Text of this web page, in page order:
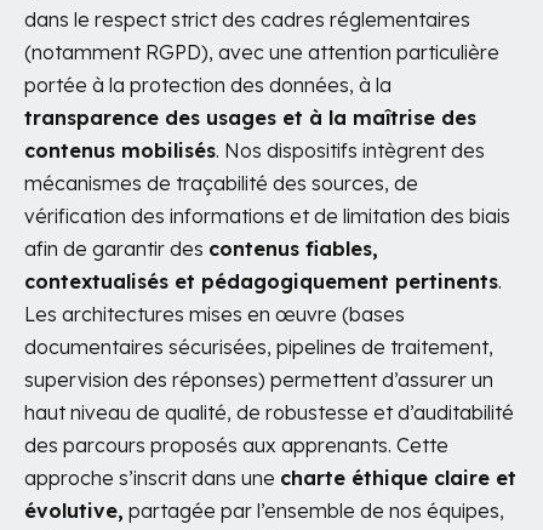
dans le respect strict des cadres réglementaires
(notamment RGPD), avec une attention particulière
portée à la protection des données, à la
transparence des usages et à la maîtrise des
contenus mobilisés. Nos dispositifs intègrent des
mécanismes de traçabilité des sources, de
vérification des informations et de limitation des biais
afin de garantir des contenus fiables,
contextualisés et pédagogiquement pertinents.
Les architectures mises en œuvre (bases
documentaires sécurisées, pipelines de traitement,
supervision des réponses) permettent d’assurer un
haut niveau de qualité, de robustesse et d’auditabilité
des parcours proposés aux apprenants. Cette
approche s’inscrit dans une charte éthique claire et
évolutive, partagée par l’ensemble de nos équipes,